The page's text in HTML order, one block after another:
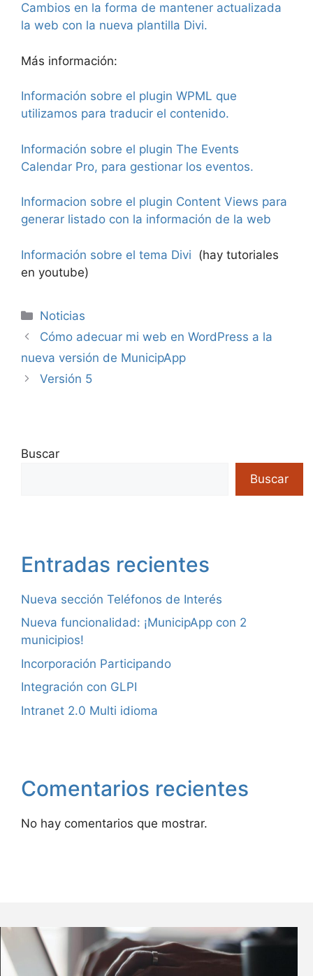
Cambios en la forma de mantener actualizada
la web con la nueva plantilla Divi.
Más información:
Información sobre el plugin WPML que
utilizamos para traducir el contenido.
Información sobre el plugin The Events
Calendar Pro, para gestionar los eventos.
Informacion sobre el plugin Content Views para
generar listado con la información de la web
Información sobre el tema Divi (hay tutoriales
en youtube)
Categorías
Noticias
Cómo adecuar mi web en WordPress a la
nueva versión de MunicipApp
Versión 5
Buscar
Buscar
Entradas recientes
Nueva sección Teléfonos de Interés
Nueva funcionalidad: ¡MunicipApp con 2
municipios!
Incorporación Participando
Integración con GLPI
Intranet 2.0 Multi idioma
Comentarios recientes
No hay comentarios que mostrar.